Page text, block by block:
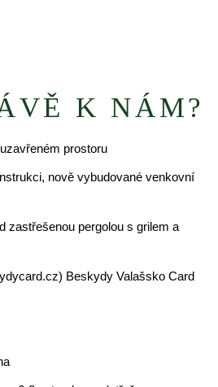
K NÁM?
prostoru
nově vybudované venkovní
zastřešenou pergolou s grilem a
Beskydy Valašsko Card